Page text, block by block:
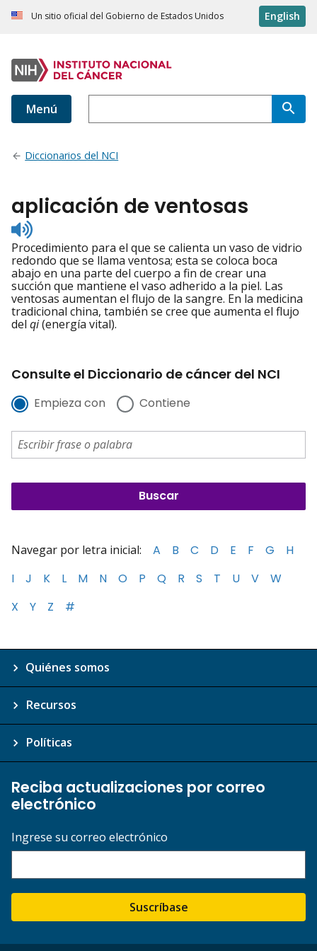
Un sitio oficial del Gobierno de Estados Unidos English
Menú
Diccionarios del NCI
aplicación de ventosas
Listen
to
pronunciation
Procedimiento para el que se calienta un vaso de vidrio
redondo que se llama ventosa; esta se coloca boca
abajo en una parte del cuerpo a fin de crear una
succión que mantiene el vaso adherido a la piel. Las
ventosas aumentan el flujo de la sangre. En la medicina
tradicional china, también se cree que aumenta el flujo
del qi(energía vital).
Consulte el Diccionario de cáncer del NCI
Empieza con Contiene
Navegar por letra inicial: A B C D E F G
H
I
J K L M N O P Q R S T U V
W
X
Y Z #
Quiénes somos
Recursos
Políticas
Reciba actualizaciones por correo
electrónico
Ingrese su correo electrónico
Suscríbase